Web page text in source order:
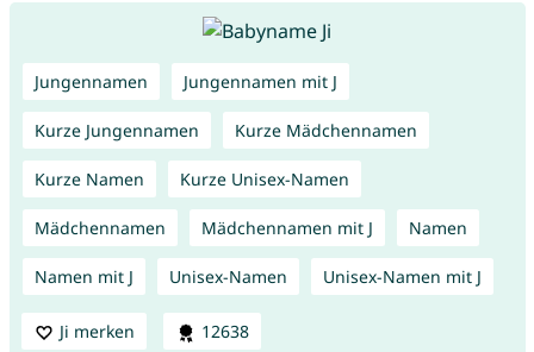
Jungennamen Jungennamen mit J
Kurze Jungennamen Kurze Mädchennamen
Kurze Namen Kurze Unisex-Namen
Mädchennamen Mädchennamen mit J Namen
Namen mit J Unisex-Namen Unisex-Namen mit J
Ji merken 12638